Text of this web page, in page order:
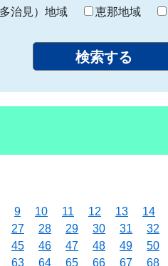
り
治見）地域 恵那地域
9 10 11 12 13 14
27 28 29 30 31 32
45 46 47 48 49 50
63 64 65 66 67 68